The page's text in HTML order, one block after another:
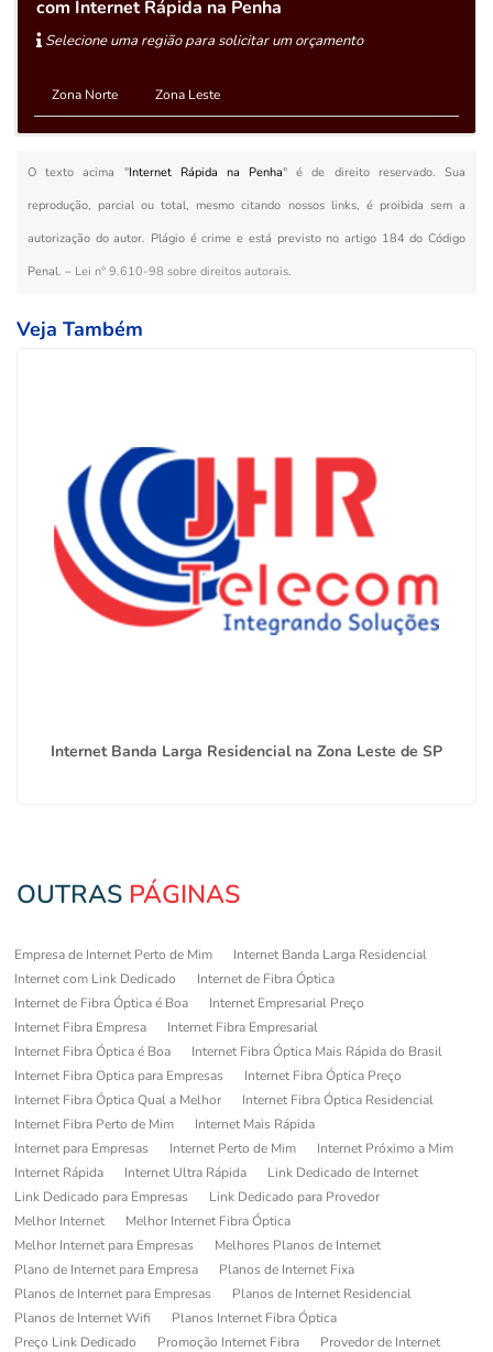
com Internet Rápida na Penha
Selecione uma região para solicitar um orçamento
Zona Norte Zona Leste
O texto acima "Internet Rápida na Penha" é de direito reservado. Sua
reprodução, parcial ou total, mesmo citando nossos links, é proibida sem a
autorização do autor. Plágio é crime e está previsto no artigo 184 do Código
Penal. – Lei n° 9.610-98 sobre direitos autorais.
Veja Também
Internet Banda Larga Residencial na Zona Leste de SP
OUTRAS PÁGINAS
Empresa de Internet Perto de Mim
Internet Banda Larga Residencial
Internet com Link Dedicado
Internet de Fibra Óptica
Internet de Fibra Óptica é Boa
Internet Empresarial Preço
Internet Fibra Empresa
Internet Fibra Empresarial
Internet Fibra Óptica é Boa
Internet Fibra Óptica Mais Rápida do Brasil
Internet Fibra Optica para Empresas
Internet Fibra Óptica Preço
Internet Fibra Óptica Qual a Melhor
Internet Fibra Óptica Residencial
Internet Fibra Perto de Mim
Internet Mais Rápida
Internet para Empresas
Internet Perto de Mim
Internet Próximo a Mim
Internet Rápida
Internet Ultra Rápida
Link Dedicado de Internet
Link Dedicado para Empresas
Link Dedicado para Provedor
Melhor Internet
Melhor Internet Fibra Óptica
Melhor Internet para Empresas
Melhores Planos de Internet
Plano de Internet para Empresa
Planos de Internet Fixa
Planos de Internet para Empresas
Planos de Internet Residencial
Planos de Internet Wifi
Planos Internet Fibra Óptica
Preço Link Dedicado
Promoção Internet Fibra
Provedor de Internet